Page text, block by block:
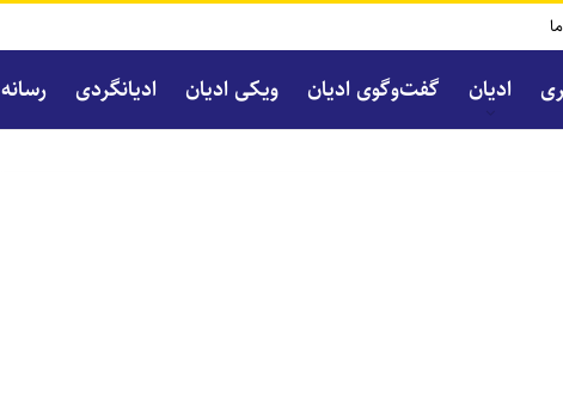
ادیان گفت‌و‌گوی ادیان ویکی ادیان ادیانگردی رسانه